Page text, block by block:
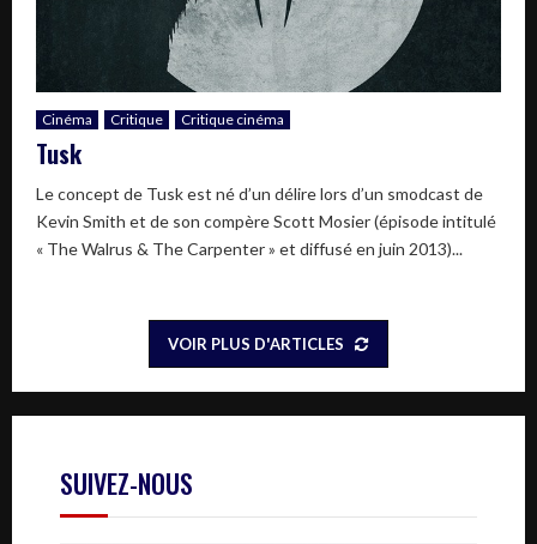
Cinéma Critique Critique cinéma
Tusk
Le concept de Tusk est né d’un délire lors d’un smodcast de
Kevin Smith et de son compère Scott Mosier (épisode intitulé
« The Walrus & The Carpenter » et diffusé en juin 2013)...
VOIR PLUS D'ARTICLES
SUIVEZ-NOUS